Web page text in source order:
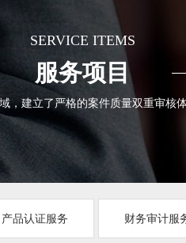
SERVICE ITEMS
服务项目
，建立了严格的案件质量双重审核
产品认证服务 财务审计服